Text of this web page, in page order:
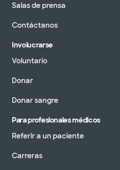
Salas de prensa
Contáctanos
Involucrarse
Voluntario
Donar
Donar sangre
Para profesionales médicos
Referir a un paciente
Carreras